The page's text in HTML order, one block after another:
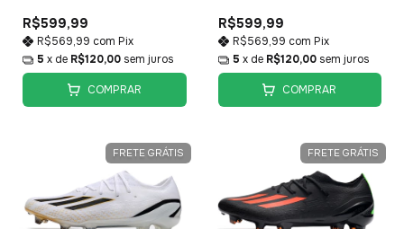
R$599,99
R$569,99 com Pix
5 x de R$120,00 sem juros
COMPRAR
R$599,99
R$569,99 com Pix
5 x de R$120,00 sem juros
COMPRAR
FRETE GRÁTIS FRETE GRÁTIS